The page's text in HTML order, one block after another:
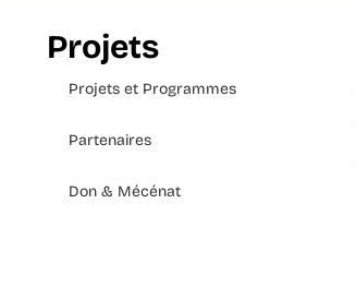
Projets
Projets et Programmes
Partenaires
Don & Mécénat